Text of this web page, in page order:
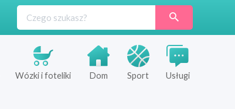
Wózki i foteliki Dom Sport Usługi